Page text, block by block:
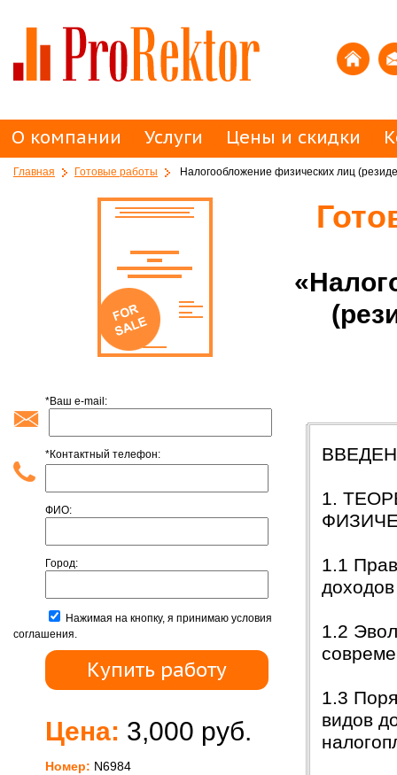
О компании Услуги Цены и скидки
Главная Готовые работы Налогообложение физических лиц
*Ваш e-mail:
*Контактный телефон:
ФИО:
Город:
Нажимая на кнопку, я принимаю условия
соглашения.
Цена: 3,000 руб.
Номер: N6984
1.
1.1
1.2
1.3
видов